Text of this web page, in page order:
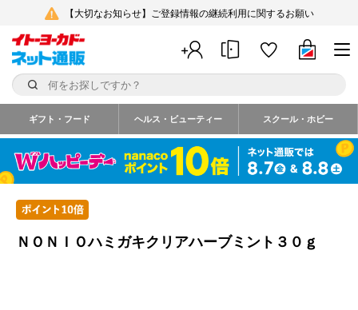
【大切なお知らせ】ご登録情報の継続利用に関するお願い
ギフト・フード ヘルス・ビューティー スクール・ホビー
ＮＯＮＩＯハミガキクリアハーブミント３０ｇ